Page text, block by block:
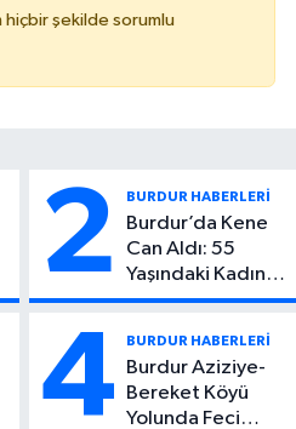
hiçbir şekilde sorumlu
2 BURDUR HABERLERİ
Burdur’da Kene
Can Aldı: 55
Yaşındaki Kadın
Hayatını Kaybetti
4 BURDUR HABERLERİ
Burdur Aziziye-
Bereket Köyü
Yolunda Feci